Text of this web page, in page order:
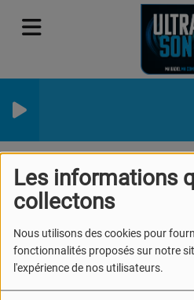
Les informations
collectons
Nous utilisons des cookies pour
fonctionnalités proposés sur notre
l'expérience de nos utilisateurs.
Derniers